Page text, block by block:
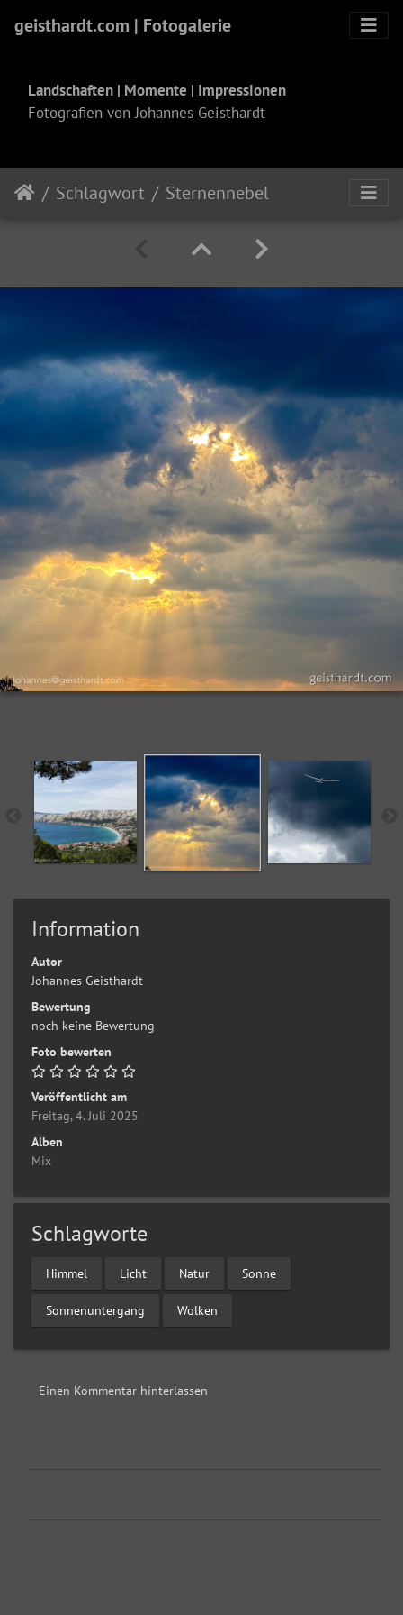
geisthardt.com | Fotogalerie
Landschaften | Momente | Impressionen
Fotografien von Johannes Geisthardt
Schlagwort Sternennebel
Information
Autor
Johannes Geisthardt
Bewertung
noch keine Bewertung
Foto bewerten
Veröffentlicht am
Freitag, 4. Juli 2025
Alben
Mix
Schlagworte
Himmel Licht Natur Sonne
Sonnenuntergang Wolken
Einen Kommentar hinterlassen